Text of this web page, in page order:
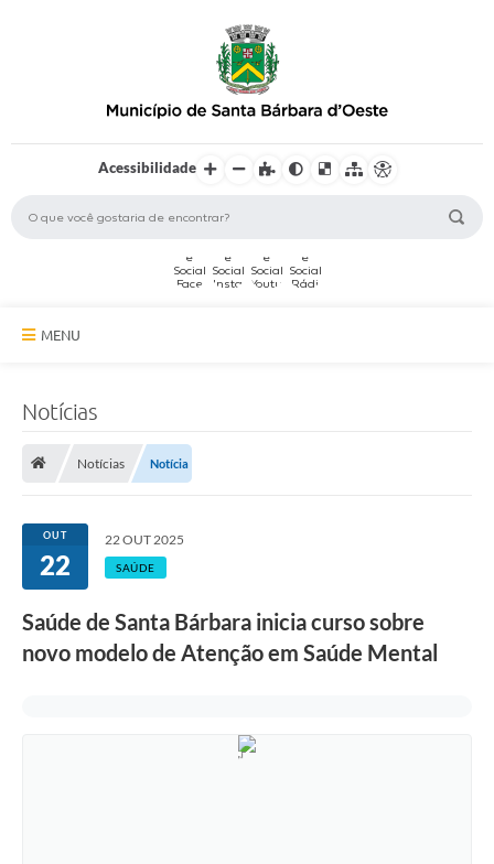
Acessibilidade
MENU
Serviços Online
Transparência
Notícias
Notícias Notícia
OUT
22
22 OUT 2025
SAÚDE
Saúde de Santa Bárbara inicia curso sobre
novo modelo de Atenção em Saúde Mental